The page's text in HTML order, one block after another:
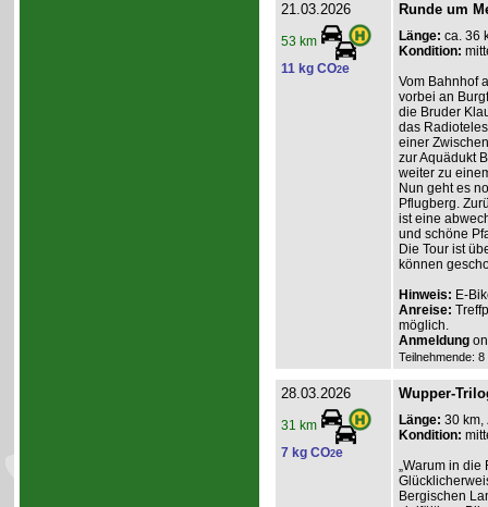
21.03.2026
53 km
11 kg CO2e
Runde um
Länge: ca. 36
Kondition:
Vom Bahnhof
vorbei an
die Bruder
das
einer
zur Aquädukt
weiter zu
Nun geht es
Pflugberg.
ist eine
und schöne
Die Tour ist
können
Hinweis: E-
Anreise:
möglich.
Anmeldung
Teilnehmende:
28.03.2026
31 km
7 kg CO2e
Wupper-
Länge: 30 km,
Kondition:
„Warum in die
Bergischen